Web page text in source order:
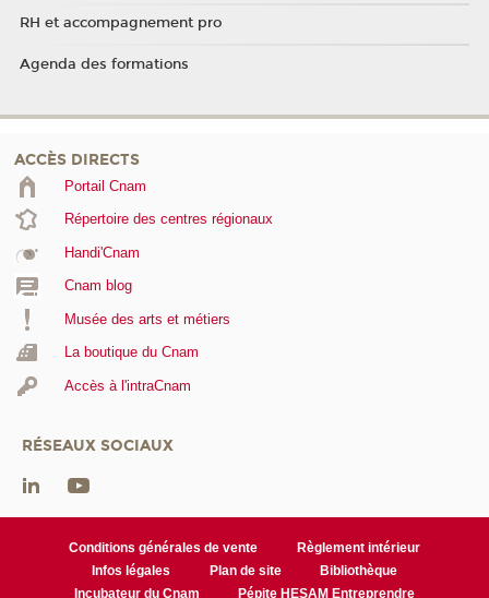
RH et accompagnement pro
Agenda des formations
ACCÈS DIRECTS
Portail Cnam
Répertoire des centres régionaux
Handi'Cnam
Cnam blog
Musée des arts et métiers
La boutique du Cnam
Accès à l'intraCnam
RÉSEAUX SOCIAUX
Conditions générales de vente
Règlement intérieur
Infos légales
Plan de site
Bibliothèque
Incubateur du Cnam
Pépite HESAM Entreprendre